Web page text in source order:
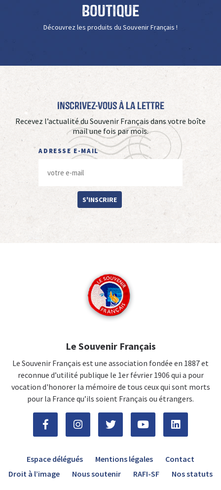
Boutique
Découvrez les produits du Souvenir Français !
Inscrivez-vous à La Lettre
Recevez l’actualité du Souvenir Français dans votre boîte
mail une fois par mois.
ADRESSE E-MAIL
S'INSCRIRE
Le Souvenir Français
Le Souvenir Français est une association fondée en 1887 et
reconnue d’utilité publique le 1er février 1906 qui a pour
vocation d'honorer la mémoire de tous ceux qui sont morts
pour la France qu’ils soient Français ou étrangers.
Espace délégués Mentions légales
Contact
Droit à l’image
Nous soutenir RAFI-SF Nos statuts